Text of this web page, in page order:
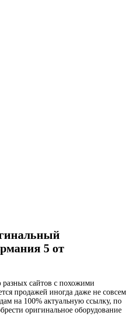
5 от
сайтов с похожими
продажей иногда даже не совсем
на 100% актуальную ссылку, по
оригинальное оборудование